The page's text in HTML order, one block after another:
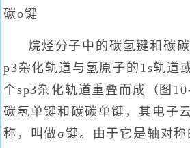
碳o键
烷烃分子中的碳氢键和碳
p3杂化轨道与氢原子的1s轨道
个sp3杂化轨道重叠而成（图
碳氢单键和碳碳单键，其电子
称，叫做σ键。由于它是轴对